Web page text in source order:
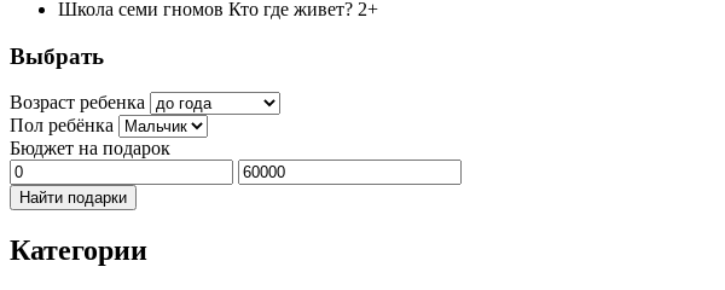
Школа семи гномов Кто где живет? 2+
Выбрать
Возраст ребенка
Пол ребёнка
Бюджет на подарок
Найти подарки
Категории